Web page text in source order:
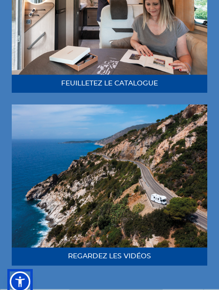
FEUILLETEZ LE CATALOGUE
REGARDEZ LES VIDÉOS